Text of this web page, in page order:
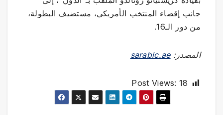
جانب إقصاء المنتخب الأمريكي، مستضيف البطولة،
من دور الـ16.
المصدر:sarabic.ae
Post Views: 18